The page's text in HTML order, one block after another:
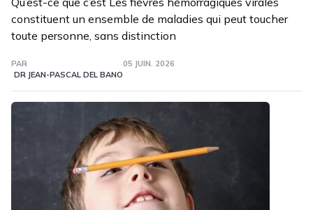
constituent un ensemble de maladies qui peut toucher
toute personne, sans distinction
PAR
DR JEAN-PASCAL DEL BANO
05 JUIN. 2026